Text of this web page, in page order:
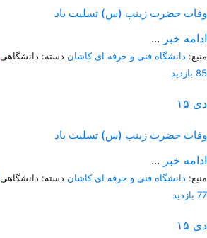
وفات حضرت زینب (س) تسلیت باد
... ادامه خبر
منبع: دانشگاه فنی و حرفه ای کاشان دسته: دانشگاهی
85 بازدید
۱۵ دی
وفات حضرت زینب (س) تسلیت باد
... ادامه خبر
منبع: دانشگاه فنی و حرفه ای کاشان دسته: دانشگاهی
77 بازدید
۱۵ دی